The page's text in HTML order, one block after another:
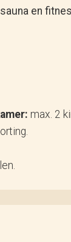
en
max. 2